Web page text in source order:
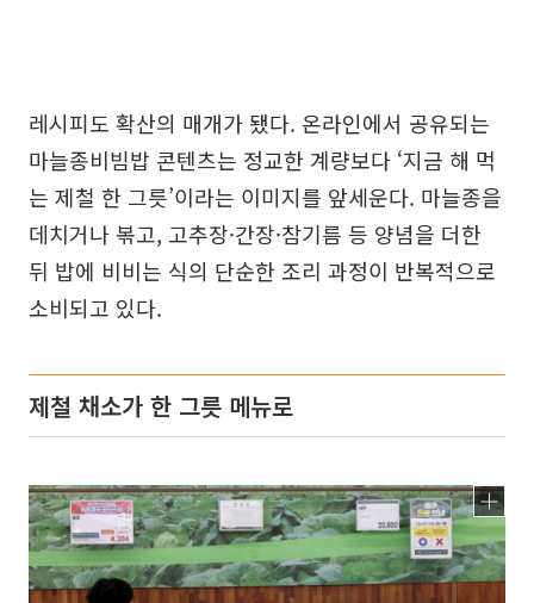
레시피도 확산의 매개가 됐다. 온라인에서 공유되는
마늘종비빔밥 콘텐츠는 정교한 계량보다 ‘지금 해 먹
는 제철 한 그릇’이라는 이미지를 앞세운다. 마늘종을
데치거나 볶고, 고추장·간장·참기름 등 양념을 더한
뒤 밥에 비비는 식의 단순한 조리 과정이 반복적으로
소비되고 있다.
제철 채소가 한 그릇 메뉴로